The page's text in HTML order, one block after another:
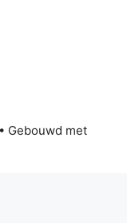
Gebouwd met